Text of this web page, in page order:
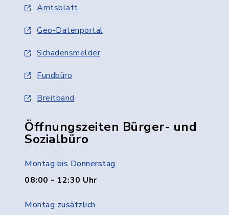
Amtsblatt
Geo-Datenportal
Schadensmelder
Fundbüro
Breitband
Öffnungszeiten Bürger- und
Sozialbüro
Montag bis Donnerstag
08:00 - 12:30 Uhr
Montag zusätzlich